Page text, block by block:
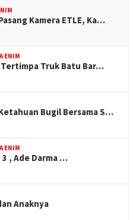
Kamera ETLE, Ka…
ENIM
Tertimpa Truk Batu Bar…
Bugil Bersama S…
ENIM
3 , Ade Darma …
Anaknya